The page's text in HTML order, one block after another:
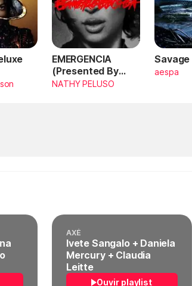
EMERGENCIA
(Presented By
PlayStation,
NATHY PELUSO
Savage
aespa
AXÉ
Ivete Sangalo + Daniela
Mercury + Claudia
Leitte
Ouvir playlist